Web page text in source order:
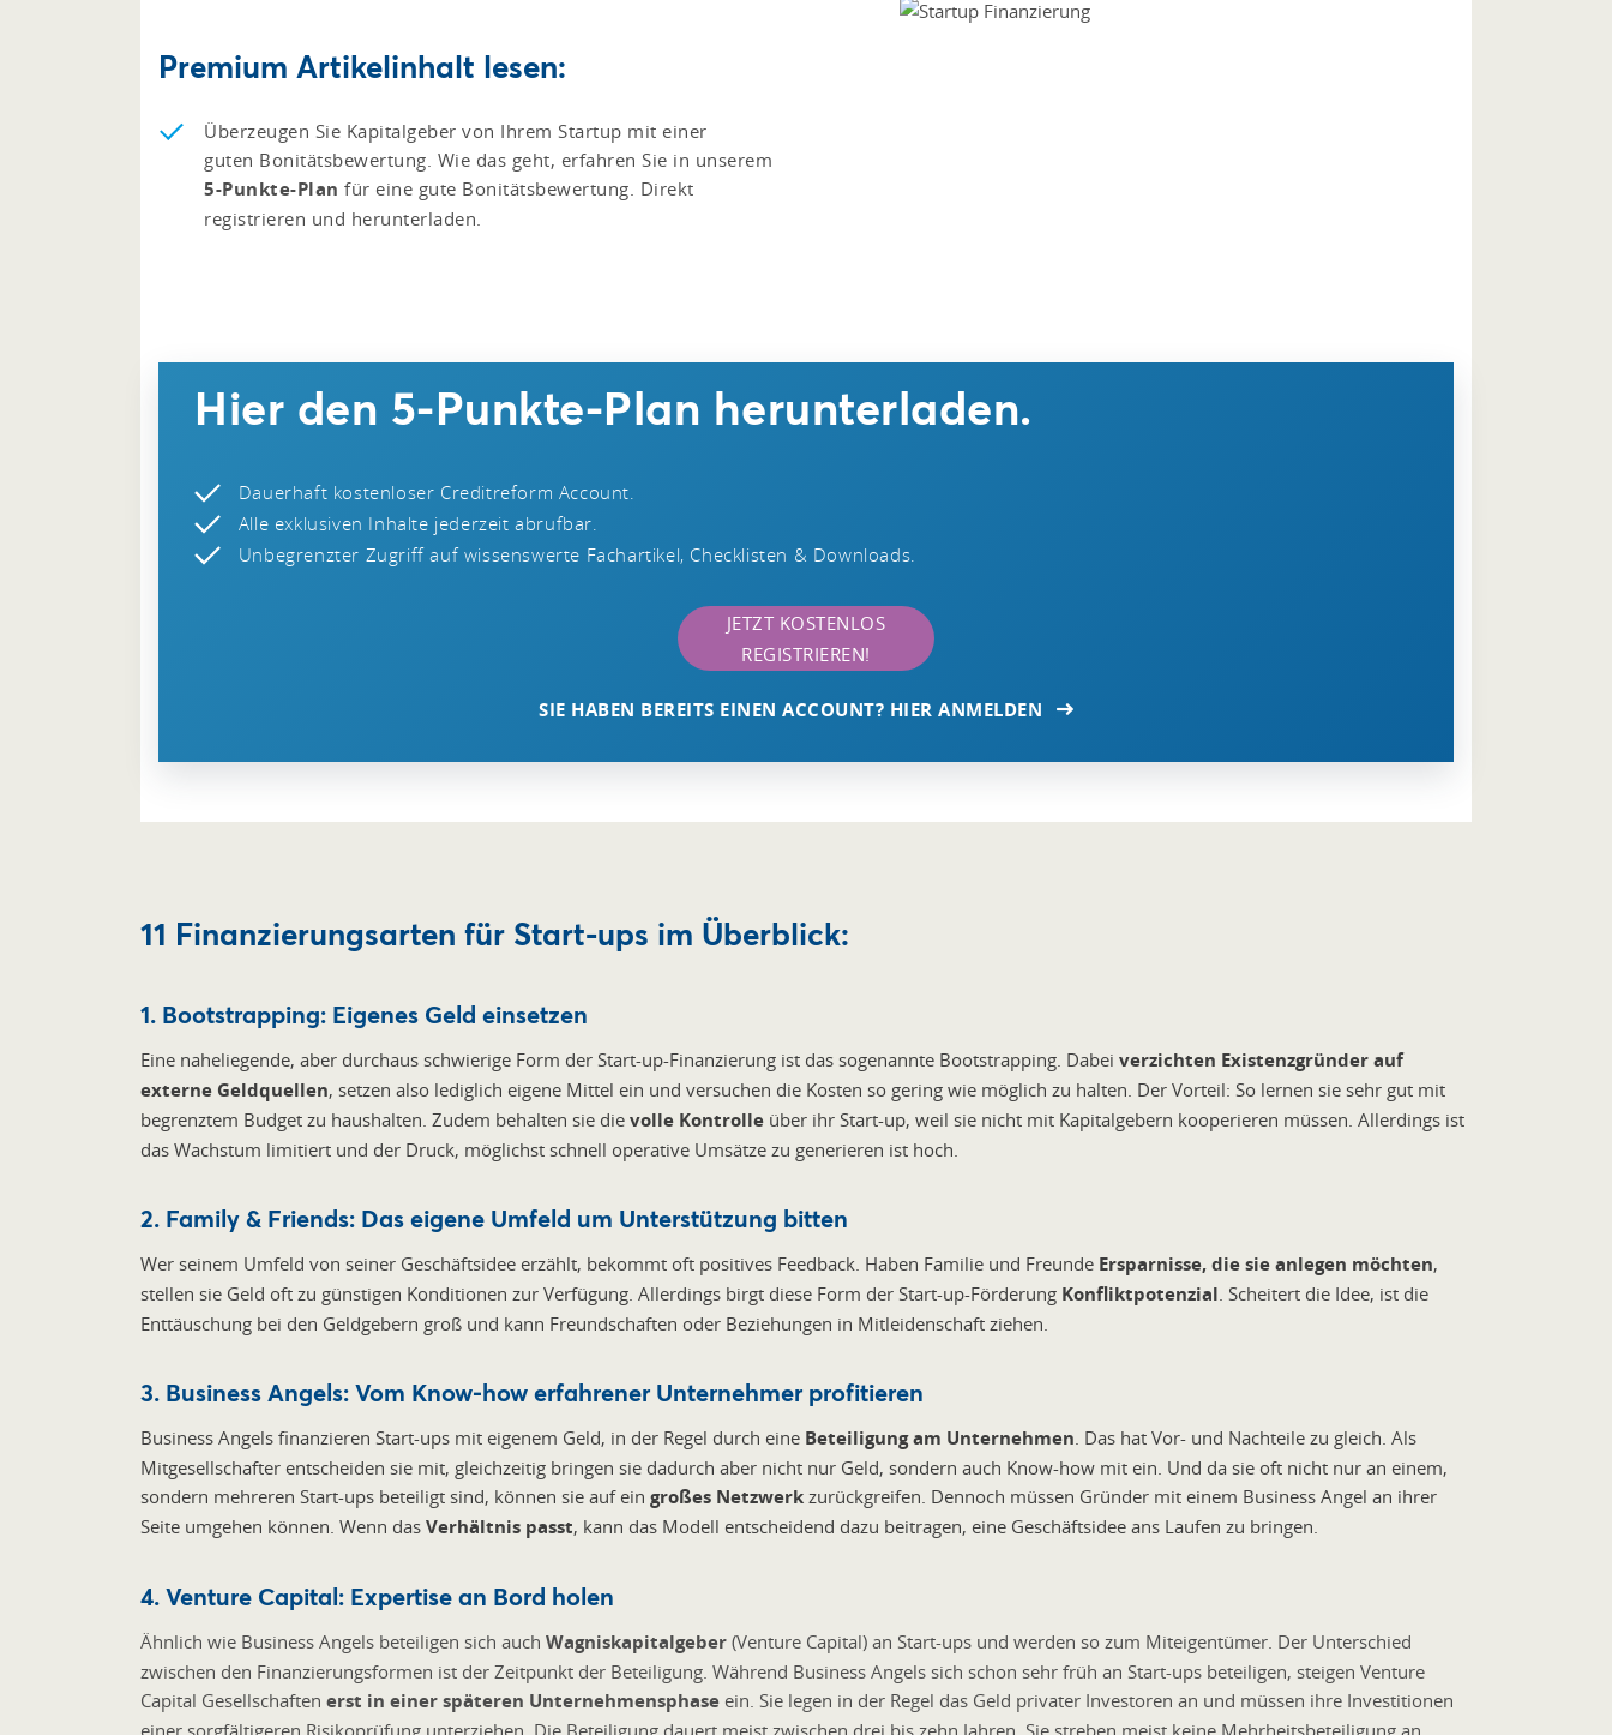
Premium Artikelinhalt lesen:
Überzeugen Sie Kapitalgeber von Ihrem Startup mit einer
guten Bonitätsbewertung. Wie das geht, erfahren Sie in unserem
5-Punkte-Plan für eine gute Bonitätsbewertung. Direkt
registrieren und herunterladen.
Hier den 5-Punkte-Plan herunterladen.
Dauerhaft kostenloser Creditreform Account.
Alle exklusiven Inhalte jederzeit abrufbar.
Unbegrenzter Zugriff auf wissenswerte Fachartikel, Checklisten & Downloads.
JETZT KOSTENLOS
REGISTRIEREN!
SIE HABEN BEREITS EINEN ACCOUNT? HIER ANMELDEN
11 Finanzierungsarten für Start-ups im Überblick:
1. Bootstrapping: Eigenes Geld einsetzen
Eine naheliegende, aber durchaus schwierige Form der Start-up-Finanzierung ist das sogenannte Bootstrapping. Dabei verzichten Existenzgründer auf
externe Geldquellen, setzen also lediglich eigene Mittel ein und versuchen die Kosten so gering wie möglich zu halten. Der Vorteil: So lernen sie sehr gut mit
begrenztem Budget zu haushalten. Zudem behalten sie die volle Kontrolle über ihr Start-up, weil sie nicht mit Kapitalgebern kooperieren müssen. Allerdings ist
das Wachstum limitiert und der Druck, möglichst schnell operative Umsätze zu generieren ist hoch.
2. Family & Friends: Das eigene Umfeld um Unterstützung bitten
Wer seinem Umfeld von seiner Geschäftsidee erzählt, bekommt oft positives Feedback. Haben Familie und Freunde Ersparnisse, die sie anlegen möchten,
stellen sie Geld oft zu günstigen Konditionen zur Verfügung. Allerdings birgt diese Form der Start-up-Förderung Konfliktpotenzial. Scheitert die Idee, ist die
Enttäuschung bei den Geldgebern groß und kann Freundschaften oder Beziehungen in Mitleidenschaft ziehen.
3. Business Angels: Vom Know-how erfahrener Unternehmer profitieren
Business Angels finanzieren Start-ups mit eigenem Geld, in der Regel durch eine Beteiligung am Unternehmen. Das hat Vor- und Nachteile zu gleich. Als
Mitgesellschafter entscheiden sie mit, gleichzeitig bringen sie dadurch aber nicht nur Geld, sondern auch Know-how mit ein. Und da sie oft nicht nur an einem,
sondern mehreren Start-ups beteiligt sind, können sie auf ein großes Netzwerk zurückgreifen. Dennoch müssen Gründer mit einem Business Angel an ihrer
Seite umgehen können. Wenn das Verhältnis passt, kann das Modell entscheidend dazu beitragen, eine Geschäftsidee ans Laufen zu bringen.
4. Venture Capital: Expertise an Bord holen
Ähnlich wie Business Angels beteiligen sich auch Wagniskapitalgeber (Venture Capital) an Start-ups und werden so zum Miteigentümer. Der Unterschied
zwischen den Finanzierungsformen ist der Zeitpunkt der Beteiligung. Während Business Angels sich schon sehr früh an Start-ups beteiligen, steigen Venture
Capital Gesellschaften erst in einer späteren Unternehmensphase ein. Sie legen in der Regel das Geld privater Investoren an und müssen ihre Investitionen
einer sorgfältigeren Risikoprüfung unterziehen. Die Beteiligung dauert meist zwischen drei bis zehn Jahren. Sie streben meist keine Mehrheitsbeteiligung an,